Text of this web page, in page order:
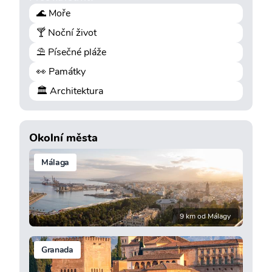
🌊 Moře
🍸 Noční život
⛱️ Písečné pláže
👀 Památky
🏛️ Architektura
Okolní města
Málaga
9 km od Málagy
Granada